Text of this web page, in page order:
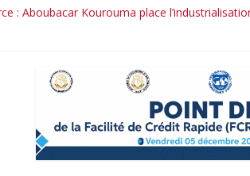
: Aboubacar Kourouma place
: la confiance renouvelée envers un homme
officier au service du Président et de son